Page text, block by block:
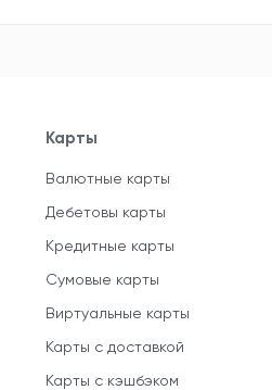
Карты
Валютные карты
Дебетовы карты
Кредитные карты
Сумовые карты
Виртуальные карты
Карты с доставкой
Карты с кэшбэком